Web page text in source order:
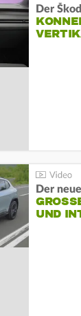
Der
Der
ND